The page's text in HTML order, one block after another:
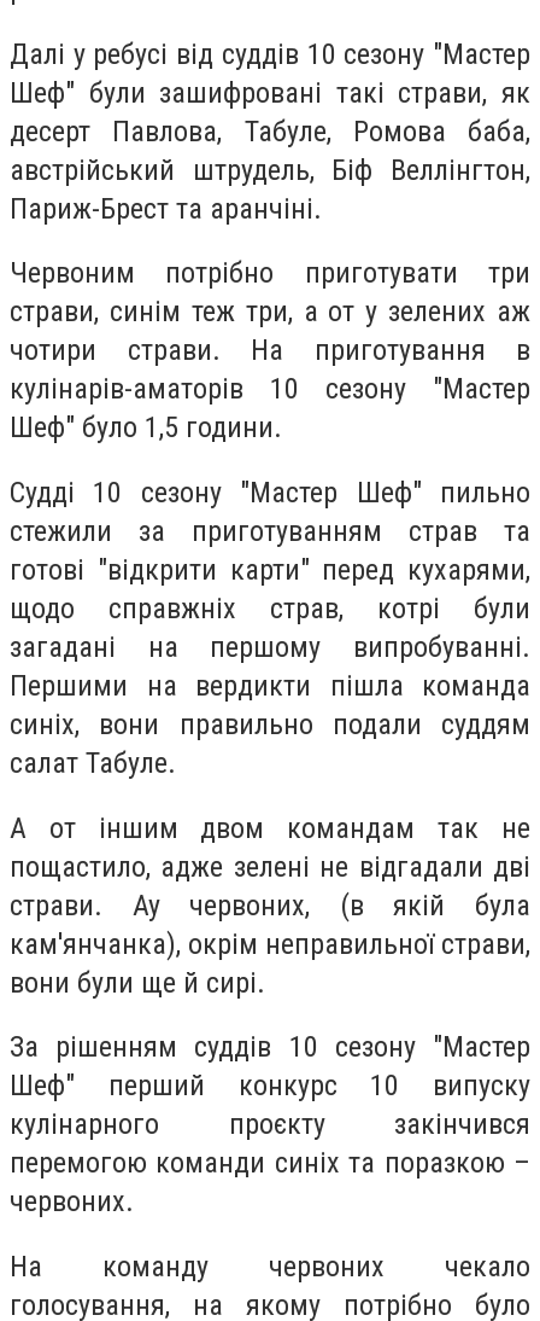
Далі у ребусі від суддів 10 сезону "Мастер
Шеф" були зашифровані такі страви, як
десерт Павлова, Табуле, Ромова баба,
австрійський штрудель, Біф Веллінгтон,
Париж-Брест та аранчіні.
Червоним потрібно приготувати три
страви, синім теж три, а от у зелених аж
чотири страви. На приготування в
кулінарів-аматорів 10 сезону "Мастер
Шеф" було 1,5 години.
Судді 10 сезону "Мастер Шеф" пильно
стежили за приготуванням страв та
готові "відкрити карти" перед кухарями,
щодо справжніх страв, котрі були
загадані на першому випробуванні.
Першими на вердикти пішла команда
синіх, вони правильно подали суддям
салат Табуле.
А от іншим двом командам так не
пощастило, адже зелені не відгадали дві
страви. Ау червоних, (в якій була
кам'янчанка), окрім неправильної страви,
вони були ще й сирі.
За рішенням суддів 10 сезону "Мастер
Шеф" перший конкурс 10 випуску
кулінарного проєкту закінчився
перемогою команди синіх та поразкою –
червоних.
На команду червоних чекало
голосування, на якому потрібно було